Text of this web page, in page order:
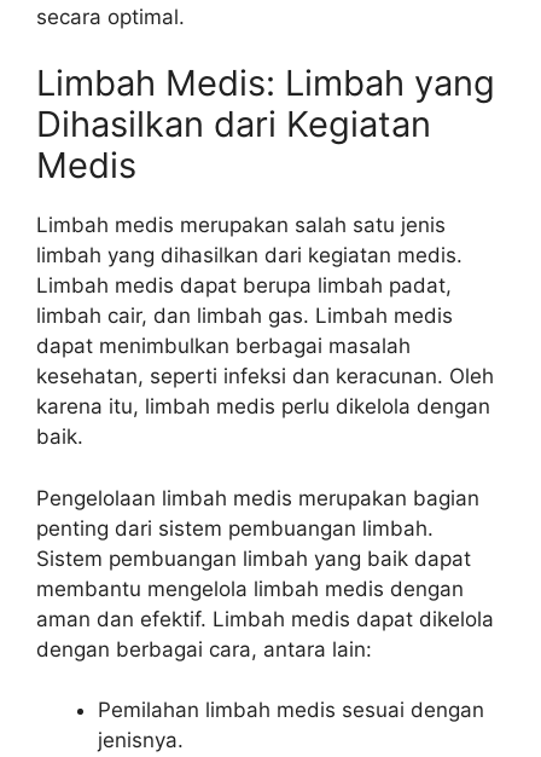
secara optimal.
Limbah Medis: Limbah yang
Dihasilkan dari Kegiatan
Medis
Limbah medis merupakan salah satu jenis
limbah yang dihasilkan dari kegiatan medis.
Limbah medis dapat berupa limbah padat,
limbah cair, dan limbah gas. Limbah medis
dapat menimbulkan berbagai masalah
kesehatan, seperti infeksi dan keracunan. Oleh
karena itu, limbah medis perlu dikelola dengan
baik.
Pengelolaan limbah medis merupakan bagian
penting dari sistem pembuangan limbah.
Sistem pembuangan limbah yang baik dapat
membantu mengelola limbah medis dengan
aman dan efektif. Limbah medis dapat dikelola
dengan berbagai cara, antara lain:
Pemilahan limbah medis sesuai dengan
jenisnya.